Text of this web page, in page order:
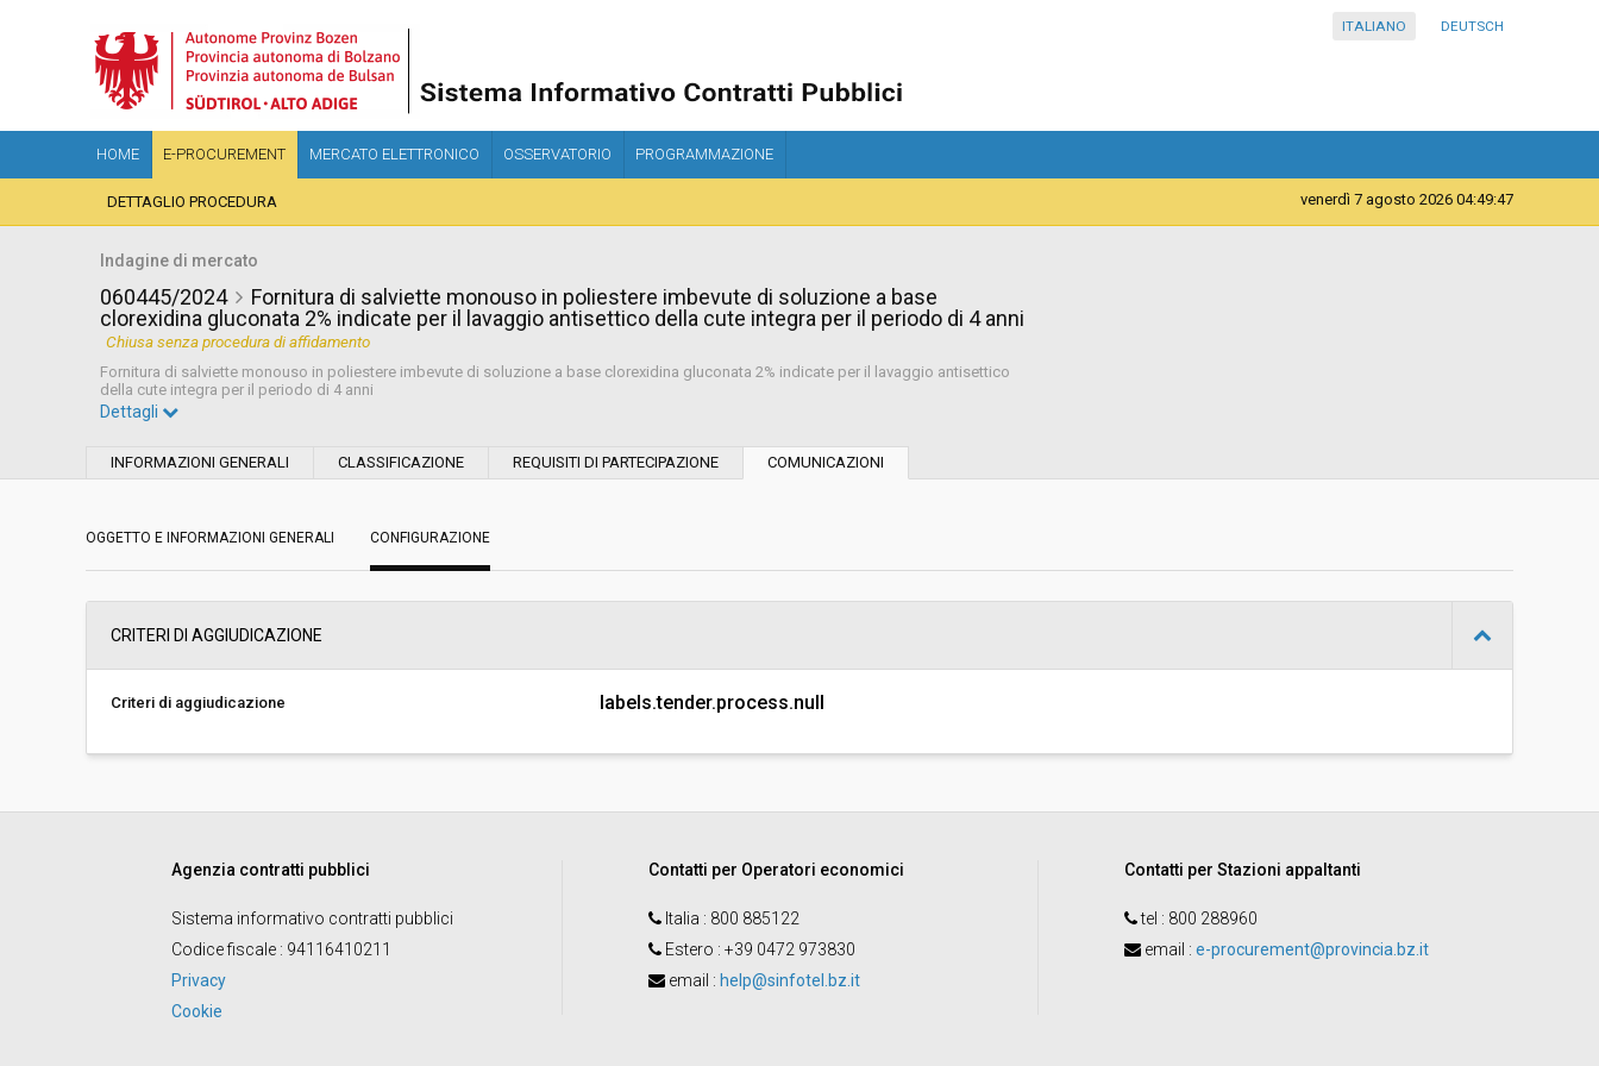
ITALIANO DEUTSCH
HOME E-PROCUREMENT MERCATO ELETTRONICO OSSERVATORIO PROGRAMMAZIONE
DETTAGLIO PROCEDURA venerdì 7 agosto 2026 04:49:47
Indagine di mercato
060445/2024
Fornitura di salviette monouso in poliestere imbevute di soluzione a base
clorexidina gluconata 2% indicate per il lavaggio antisettico della cute integra per il periodo di 4 anni
Chiusa senza procedura di affidamento
Fornitura di salviette monouso in poliestere imbevute di soluzione a base clorexidina gluconata 2% indicate per il lavaggio antisettico
della cute integra per il periodo di 4 anni
invito":
ribasso:
ribasso:
Dettagli
INFORMAZIONI GENERALI CLASSIFICAZIONE REQUISITI DI PARTECIPAZIONE COMUNICAZIONI
OGGETTO E INFORMAZIONI GENERALI CONFIGURAZIONE
CRITERI DI AGGIUDICAZIONE
Criteri di aggiudicazione labels.tender.process.null
Agenzia contratti pubblici
Sistema informativo contratti pubblici
Codice fiscale : 94116410211
Privacy
Cookie
Contatti per Operatori economici
Italia : 800 885122
Estero : +39 0472 973830
email : help@sinfotel.bz.it
Contatti per Stazioni appaltanti
tel : 800 288960
email : e-procurement@provincia.bz.it